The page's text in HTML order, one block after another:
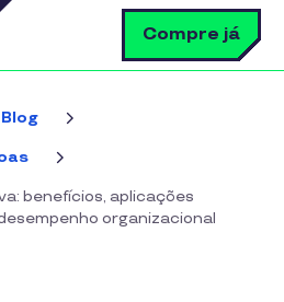
principal Compre já
Blog
benefícios, aplicações
organizacional